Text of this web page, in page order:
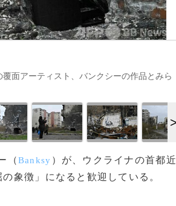
面アーティスト、バンクシーの作品とみら
（Banksy ）が、ウクライナの首都近
象徴」になると歓迎している。